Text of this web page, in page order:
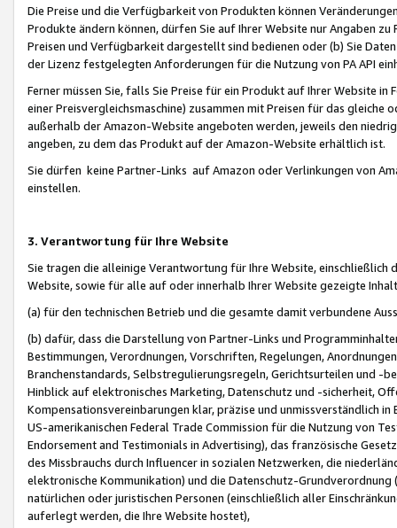
Die Preise und die Verfügbarkeit von Produkten können
Produkte ändern können, dürfen Sie auf Ihrer Website nur Angaben
Preisen und Verfügbarkeit dargestellt sind bedienen oder (b) Sie
der Lizenz festgelegten Anforderungen für die Nutzung von PA API
Ferner müssen Sie, falls Sie Preise für ein Produkt auf Ihrer Website
einer Preisvergleichsmaschine) zusammen mit Preisen für das
außerhalb der Amazon-Website angeboten werden, jeweils den
angeben, zu dem das Produkt auf der Amazon-Website erhältlich ist.
Sie dürfen keine Partner-Links auf Amazon oder Verlinkungen von
einstellen.
3. Verantwortung für Ihre Website
Sie tragen die alleinige Verantwortung für Ihre Website,
Website, sowie für alle auf oder innerhalb Ihrer Website gezeigte
(a) für den technischen Betrieb und die gesamte damit verbundene
(b) dafür, dass die Darstellung von Partner-Links und
Bestimmungen, Verordnungen, Vorschriften, Regelungen,
Branchenstandards, Selbstregulierungsregeln, Gerichtsurteilen und -
Hinblick auf elektronisches Marketing, Datenschutz und -sicherheit,
Kompensationsvereinbarungen klar, präzise und unmissverständlich
US-amerikanischen Federal Trade Commission für die Nutzung von
Endorsement and Testimonials in Advertising), das französische
des Missbrauchs durch Influencer in sozialen Netzwerken, die
elektronische Kommunikation) und die Datenschutz-
natürlichen oder juristischen Personen (einschließlich aller
auferlegt werden, die Ihre Website hostet),